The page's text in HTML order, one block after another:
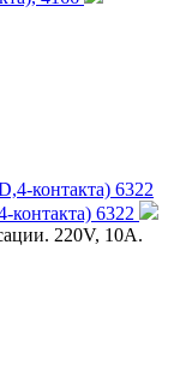
6322
220V, 10A.